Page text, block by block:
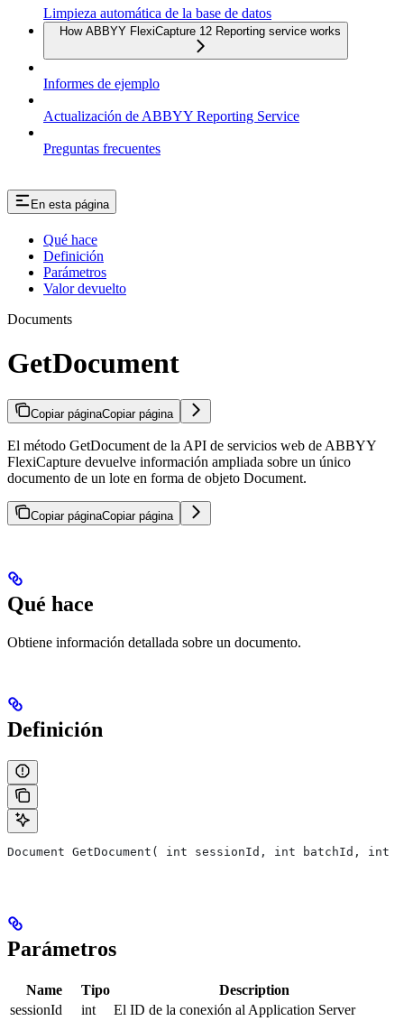
Limpieza automática de la base de datos
How ABBYY FlexiCapture 12 Reporting service works
Informes de ejemplo
Actualización de ABBYY Reporting Service
Preguntas frecuentes
En esta página
Qué hace
Definición
Parámetros
Valor devuelto
Documents
GetDocument
Copiar páginaCopiar página
El método GetDocument de la API de servicios web de ABBYY
FlexiCapture devuelve información ampliada sobre un único
documento de un lote en forma de objeto Document.
Copiar páginaCopiar página
Qué hace
Obtiene información detallada sobre un documento.
Definición
Document GetDocument( int sessionId, int batchId, int
Parámetros
Name Tipo
Description
sessionId
int
El ID de la conexión al Application Server